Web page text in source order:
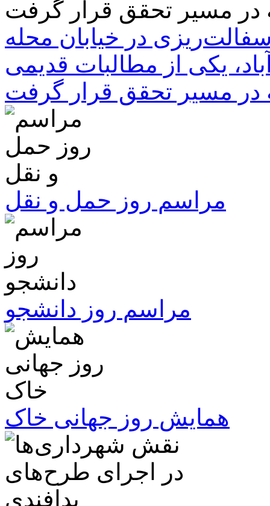
در خیابان محله
یکی از مطالبات قدیمی
در مسیر تحقق قرار گرفت
مراسم روز حمل و نقل
مراسم روز دانشجو
همایش روز جهانی خاک